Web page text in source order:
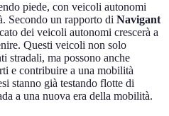
piede, con veicoli autonomi
Secondo un rapporto di Navigant
dei veicoli autonomi crescerà a
Questi veicoli non solo
stradali, ma possono anche
e contribuire a una mobilità
stanno già testando flotte di
a una nuova era della mobilità.